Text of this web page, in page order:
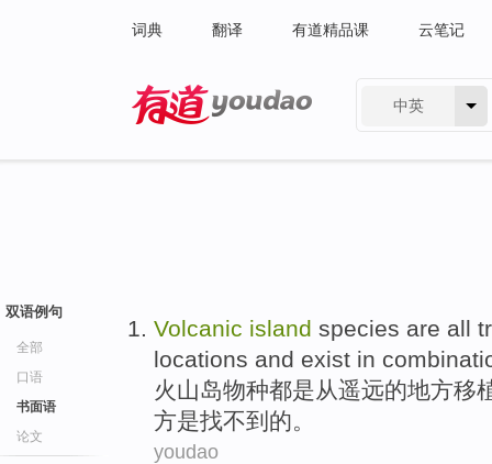
词典 翻译 有道精品课 云笔记
中英
双语例句
全部
口语
书面语
论文
Volcanic island species are all
locations and exist in
火山岛物种都是从遥远的地方移
方是找不到 的。
youdao